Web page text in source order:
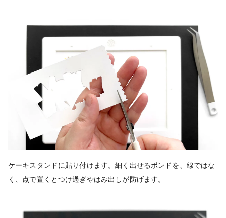
ケーキスタンドに貼り付けます。細く出せるボンドを、線ではな
く、点で置くとつけ過ぎやはみ出しが防げます。